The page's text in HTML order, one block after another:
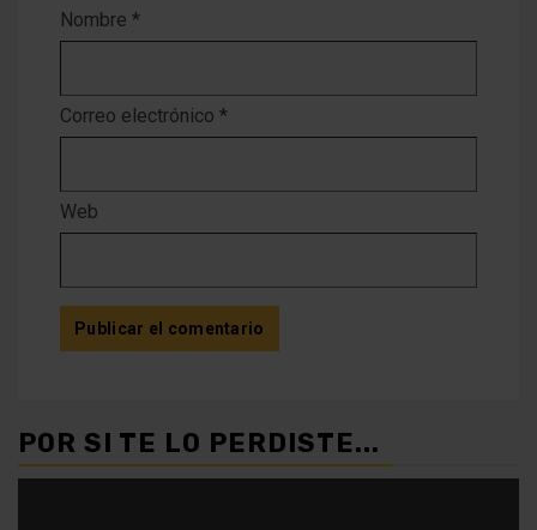
Nombre *
Correo electrónico *
Web
POR SI TE LO PERDISTE...